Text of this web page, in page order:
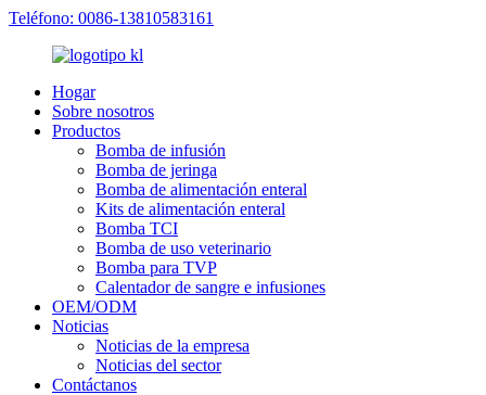
Teléfono: 0086-13810583161
Hogar
Sobre nosotros
Productos
Bomba de infusión
Bomba de jeringa
Bomba de alimentación enteral
Kits de alimentación enteral
Bomba TCI
Bomba de uso veterinario
Bomba para TVP
Calentador de sangre e infusiones
OEM/ODM
Noticias
Noticias de la empresa
Noticias del sector
Contáctanos